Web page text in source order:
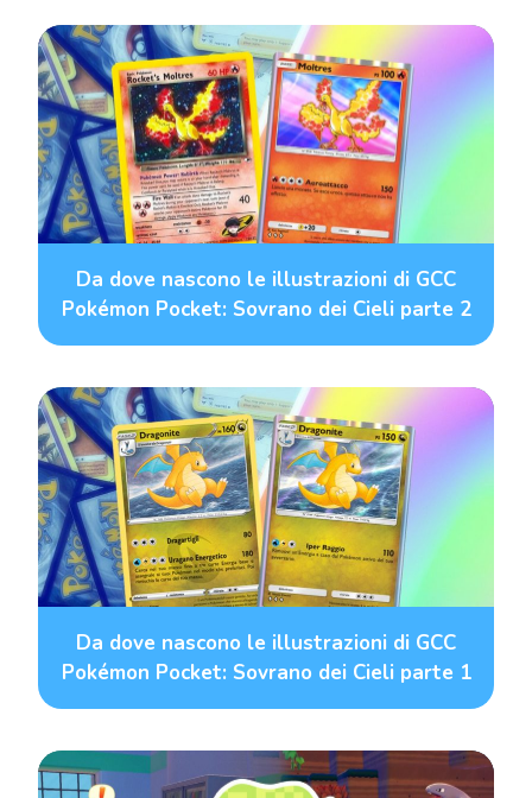
Da dove nascono le illustrazioni di GCC
Pokémon Pocket: Sovrano dei Cieli parte 2
Da dove nascono le illustrazioni di GCC
Pokémon Pocket: Sovrano dei Cieli parte 1